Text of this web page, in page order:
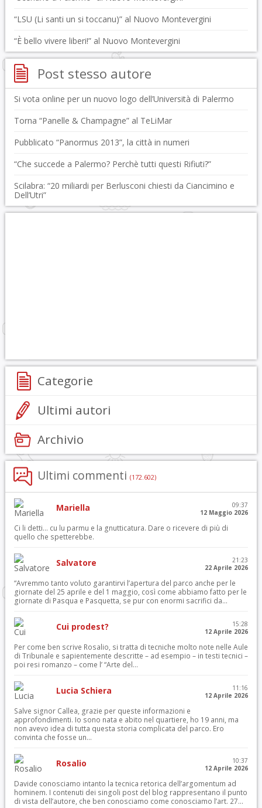
“LSU (Li santi un si toccanu)” al Nuovo Montevergini
“È bello vivere liberi!” al Nuovo Montevergini
Post stesso autore
Si vota online per un nuovo logo dell’Università di Palermo
Torna “Panelle & Champagne” al TeLiMar
Pubblicato “Panormus 2013”, la città in numeri
“Che succede a Palermo? Perchè tutti questi Rifiuti?”
Scilabra: “20 miliardi per Berlusconi chiesti da Ciancimino e
Dell’Utri”
Categorie
Ultimi autori
Archivio
Ultimi commenti (172.602)
Mariella
09:37
12 Maggio 2026
Ci li detti… cu lu parmu e la gnutticatura. Dare o ricevere di più di
quello che spetterebbe.
Salvatore
21:23
22 Aprile 2026
“Avremmo tanto voluto garantirvi l’apertura del parco anche per le
giornate del 25 aprile e del 1 maggio, così come abbiamo fatto per le
giornate di Pasqua e Pasquetta, se pur con enormi sacrifici da...
Cui prodest?
15:28
12 Aprile 2026
Per come ben scrive Rosalio, si tratta di tecniche molto note nelle Aule
di Tribunale e sapientemente descritte – ad esempio – in testi tecnici –
poi resi romanzo – come l’ “Arte del...
Lucia Schiera
11:16
12 Aprile 2026
Salve signor Callea, grazie per queste informazioni e
approfondimenti. Io sono nata e abito nel quartiere, ho 19 anni, ma
non avevo idea di tutta questa storia complicata del parco. Ero
convinta che fosse un...
Rosalio
10:37
12 Aprile 2026
Davide conosciamo intanto la tecnica retorica dell’argomentum ad
hominem. I contenuti dei singoli post del blog rappresentano il punto
di vista dell’autore, che ben conosciamo come conosciamo l’art. 27...